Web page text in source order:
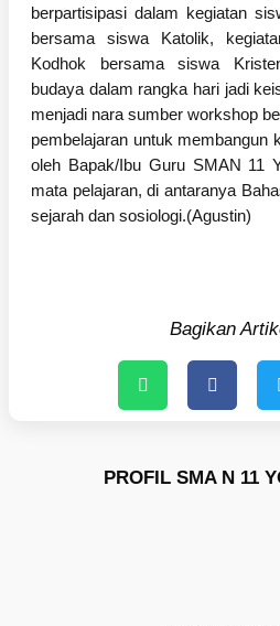
berpartisipasi dalam kegiatan
bersama siswa Katolik,
Kodhok bersama siswa
budaya dalam rangka hari jadi
menjadi nara sumber workshop
pembelajaran untuk membangun
oleh Bapak/Ibu Guru SMAN 11
mata pelajaran, di antaranya
sejarah dan sosiologi.(Agustin)
Bagikan
PROFIL SMA N 11